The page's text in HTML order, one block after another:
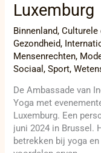
Luxemburg
Binnenland,Culturele
Gezondheid,
Mensenrechten,
Sociaal ,Sport,
De Ambassade van
Yoga met
Luxemburg. Een
juni 2024 in Brussel.
betrekken bij yoga